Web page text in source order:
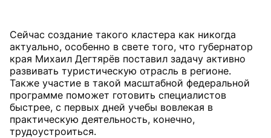
Сейчас создание такого кластера как никогда
актуально, особенно в свете того, что губернатор
края Михаил Дегтярёв поставил задачу активно
развивать туристическую отрасль в регионе.
Также участие в такой масштабной федеральной
программе поможет готовить специалистов
быстрее, с первых дней учебы вовлекая в
практическую деятельность, конечно,
трудоустроиться.